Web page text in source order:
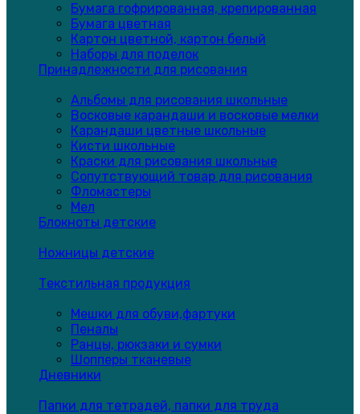
Бумага гофрированная, крепированная
Бумага цветная
Картон цветной, картон белый
Наборы для поделок
Принадлежности для рисования
Альбомы для рисования школьные
Восковые карандаши и восковые мелки
Карандаши цветные школьные
Кисти школьные
Краски для рисования школьные
Сопутствующий товар для рисования
Фломастеры
Мел
Блокноты детские
Ножницы детские
Текстильная продукция
Мешки для обуви,фартуки
Пеналы
Ранцы, рюкзаки и сумки
Шопперы тканевые
Дневники
Папки для тетрадей, папки для труда